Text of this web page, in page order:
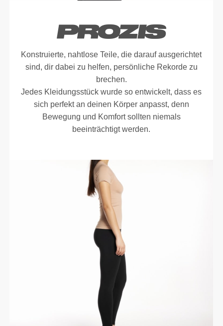
Konstruierte, nahtlose Teile, die darauf ausgerichtet
sind, dir dabei zu helfen, persönliche Rekorde zu
brechen.
Jedes Kleidungsstück wurde so entwickelt, dass es
sich perfekt an deinen Körper anpasst, denn
Bewegung und Komfort sollten niemals
beeinträchtigt werden.